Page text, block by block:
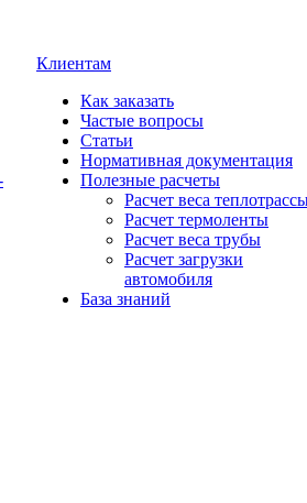
Клиентам
Как заказать
Частые вопросы
Статьи
Нормативная документация
Полезные расчеты
Расчет веса
Расчет термоленты
Расчет веса трубы
Расчет загрузки
автомобиля
База знаний